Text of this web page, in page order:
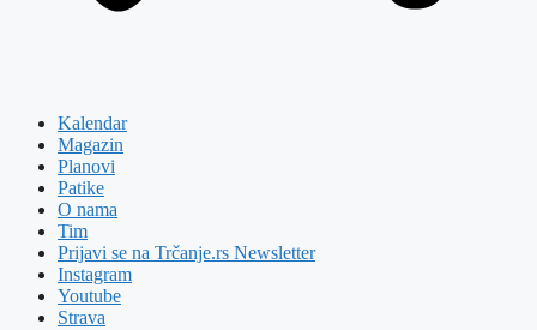
Kalendar
Magazin
Planovi
Patike
O nama
Tim
Prijavi se na Trčanje.rs Newsletter
Instagram
Youtube
Strava